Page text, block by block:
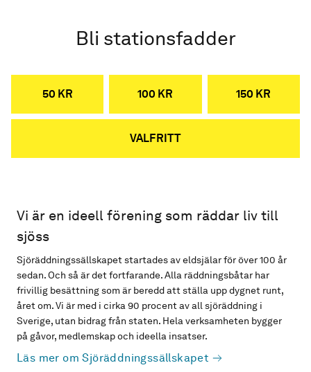
Bli stationsfadder
50 KR 100 KR 150 KR
VALFRITT
Vi är en ideell förening som räddar liv till
sjöss
Sjöräddningssällskapet startades av eldsjälar för över 100 år
sedan. Och så är det fortfarande. Alla räddningsbåtar har
frivillig besättning som är beredd att ställa upp dygnet runt,
året om. Vi är med i cirka 90 procent av all sjöräddning i
Sverige, utan bidrag från staten. Hela verksamheten bygger
på gåvor, medlemskap och ideella insatser.
Läs mer om Sjöräddningssällskapet